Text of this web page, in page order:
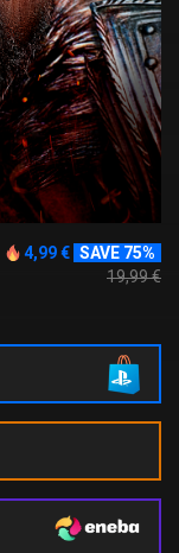
4,99 € SAVE 75%
19,99 €